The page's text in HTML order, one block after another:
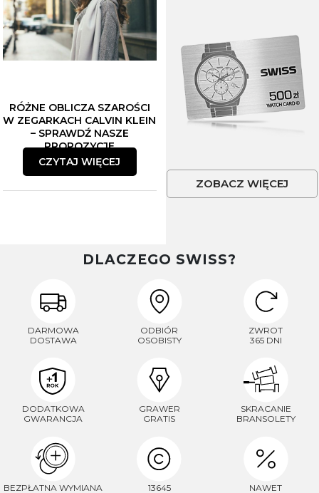
RÓŻNE OBLICZA SZAROŚCI
W ZEGARKACH CALVIN KLEIN
– SPRAWDŹ NASZE
PROPOZYCJE
CZYTAJ WIĘCEJ
ZOBACZ WIĘCEJ
DLACZEGO SWISS?
DARMOWA
DOSTAWA
ODBIÓR
OSOBISTY
ZWROT
365 DNI
DODATKOWA
GWARANCJA
GRAWER
GRATIS
SKRACANIE
BRANSOLETY
BEZPŁATNA WYMIANA
13645
NAWET